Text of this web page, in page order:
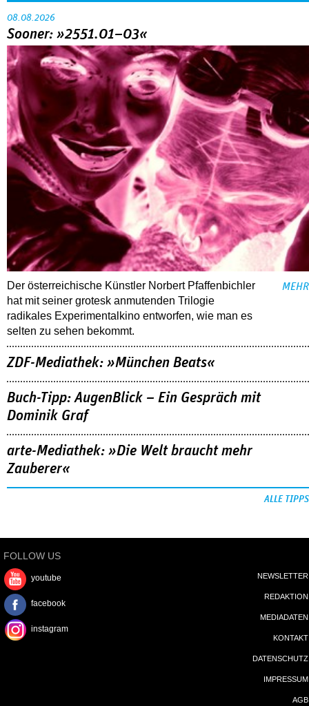
08.08.2026
Sooner: »2551.01–03«
Der österreichische Künstler Norbert Pfaffenbichler
hat mit seiner grotesk anmutenden Trilogie
radikales Experimentalkino entworfen, wie man es
selten zu sehen bekommt.
MEHR
ZDF-Mediathek: »München Beats«
Buch-Tipp: AugenBlick – Ein Gespräch mit
Dominik Graf
arte-Mediathek: »Die Welt braucht mehr
Zauberer«
ALLE TIPPS
FOLLOW US
youtube
facebook
instagram
NEWSLETTER
REDAKTION
MEDIADATEN
KONTAKT
DATENSCHUTZ
IMPRESSUM
AGB